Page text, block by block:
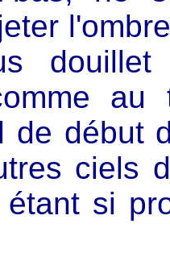
au
de début
ciels
si